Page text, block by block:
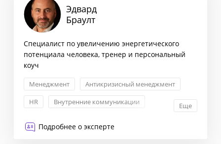
Эдвард
Браулт
Специалист по увеличению энергетического
потенциала человека, тренер и персональный
коуч
Менеджмент
Антикризисный менеджмент
HR
Внутренние коммуникации Еще
Подробнее о эксперте